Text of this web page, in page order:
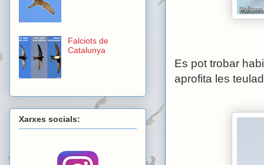
Es pot trobar
aprofita les
Falciots de
Catalunya
Xarxes socials: